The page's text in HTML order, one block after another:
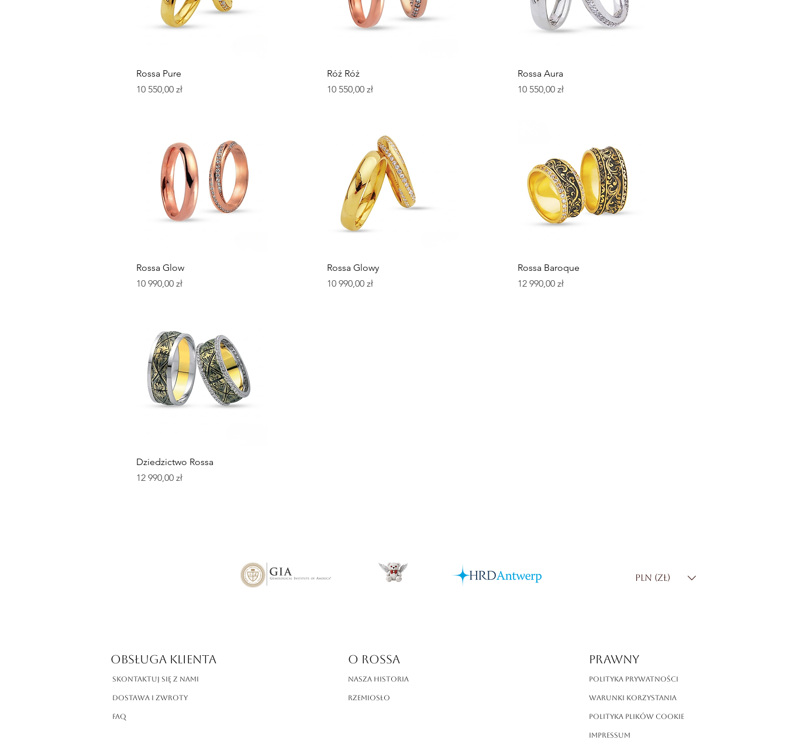
Rossa Pure
Cena
10 550,00 zł
Róż Róż
Cena
10 550,00 zł
Rossa Aura
Cena
10 550,00 zł
Rossa Glow
Cena
10 990,00 zł
Podgląd
Rossa Glowy
Cena
10 990,00 zł
Podgląd
Rossa Baroque
Cena
12 990,00 zł
Podgląd
Dziedzictwo Rossa
Cena
12 990,00 zł
OBSŁUGA KLIENTA
Skontaktuj się z nami
Dostawa i zwroty
FAQ
O ROSSA
Nasza historia
Rzemiosło
PLN (zł)
PRAWNY
Polityka prywatności
Warunki korzystania
Polityka plików cookie
Impressum